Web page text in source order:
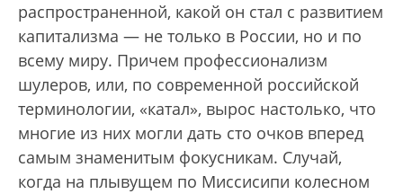
распространенной, какой он стал с развитием
капитализма — не только в России, но и по
всему миру. Причем профессионализм
шулеров, или, по современной российской
терминологии, «катал», вырос настолько, что
многие из них могли дать сто очков вперед
самым знаменитым фокусникам. Случай,
когда на плывущем по Миссисипи колесном